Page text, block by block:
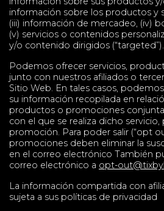
información sobre los productos y
(iii) información de mercadeo, (iv)
(v) servicios o contenidos
y/o contenido dirigidos (“targeted”).
Podemos ofrecer servicios,
junto con nuestros afiliados o
Sitio Web. En tales casos,
su información recopilada en
productos o promociones
con el que se realiza dicho
promoción. Para poder salir (“opt
promociones deben eliminar la
en el correo electrónico También
correo electrónico a opt-
La información compartida con
sujeta a sus políticas de privacidad